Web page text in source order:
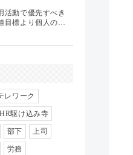
管理（112）
グ（19）
活動で優先すべき
目標より個人の…
レワーク
HR駆け込み寺
部下 上司
労務